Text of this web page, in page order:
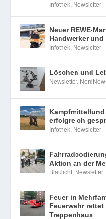
Infothek, Newsletter
Neuer REWE-
Handwerker und
Infothek, Newsletter
Löschen und
Newsletter,
Kampfmittelfund
erfolgreich
Infothek, Newsletter
Aktion an der
Blaulicht, Newsletter
Feuer in
Feuerwehr
Treppenhaus